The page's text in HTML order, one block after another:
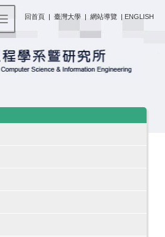
回首頁 | 臺灣大學 | 網站導覽 | ENGLISH
Toggle navigation